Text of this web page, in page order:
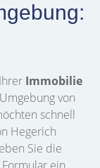
Ihrer Immobilie
von
schnell
Hegerich
Sie die